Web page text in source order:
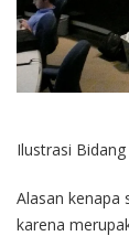
Ilustrasi Bidang
Alasan kenapa
karena